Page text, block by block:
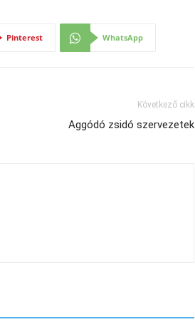
Pinterest WhatsApp
Következő cikk
Aggódó zsidó szervezetek